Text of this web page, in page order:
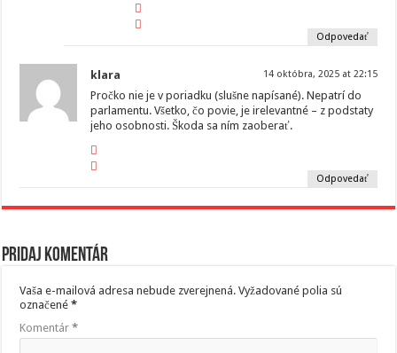
Odpovedať
klara 14 októbra, 2025 at 22:15
Pročko nie je v poriadku (slušne napísané). Nepatrí do
parlamentu. Všetko, čo povie, je irelevantné – z podstaty
jeho osobnosti. Škoda sa ním zaoberať.
Odpovedať
Pridaj komentár
Vaša e-mailová adresa nebude zverejnená. Vyžadované polia sú
označené*
Komentár*